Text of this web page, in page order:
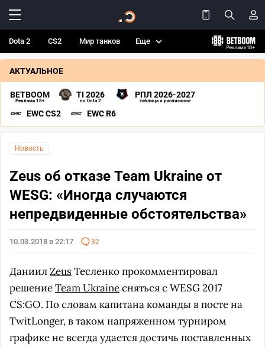
Dota 2 CS2 Мир танков Еще
АКТУАЛЬНОЕ
BETBOOM
Реклама 18+
TI 2026
по Dota 2
РПЛ 2026-2027
таблица и расписание
EWC CS2 EWC R6
Новость
Zeus об отказе Team Ukraine от
WESG: «Иногда случаются
непредвиденные обстоятельства»
10.03.2018 в 22:17 32
ДаниилZeusТесленко прокомментировал
решениеTeam Ukraineсняться с WESG 2017
CS:GO. По словам капитана команды в посте на
TwitLonger, в таком напряженном турниром
графике не всегда удается достичь поставленных